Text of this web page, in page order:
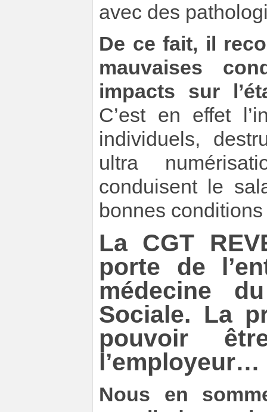
avec des
De ce fait, il
mauvaises
impacts sur
C’est en effet
individuels,
ultra
conduisent le
bonnes
La CGT
porte de
médecine
Sociale. La
pouvoir
l’employeur…
Nous en